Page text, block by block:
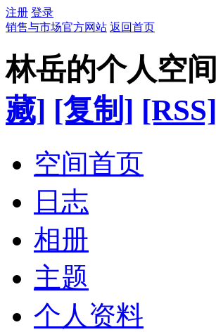
注册 登录
销售与市场官方网站 返回首页
林岳的个人空间
藏] [复制] [RSS]
空间首页
日志
相册
主题
个人资料